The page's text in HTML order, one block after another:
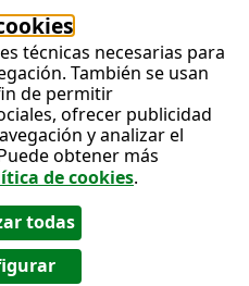
técnicas necesarias para
También se usan
de permitir
ofrecer publicidad
y analizar el
obtener más
de cookies.